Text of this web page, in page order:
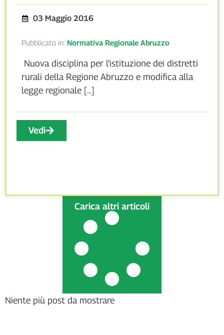
03 Maggio 2016
Pubblicato in: Normativa Regionale Abruzzo
Nuova disciplina per l’istituzione dei distretti
rurali della Regione Abruzzo e modifica alla
legge regionale [...]
Vedi
Carica altri articoli
Niente più post da mostrare